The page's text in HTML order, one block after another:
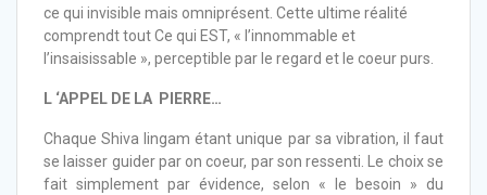
ce qui invisible mais omniprésent. Cette ultime réalité
comprendt tout Ce qui EST, « l’innommable et
l’insaisissable », perceptible par le regard et le coeur purs.
L ‘APPEL DE LA PIERRE…
Chaque Shiva lingam étant unique par sa vibration, il faut
se laisser guider par on coeur, par son ressenti. Le choix se
fait simplement par évidence, selon « le besoin » du